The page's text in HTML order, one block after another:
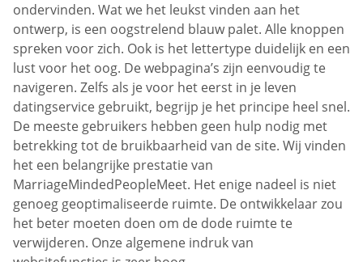
ondervinden. Wat we het leukst vinden aan het
ontwerp, is een oogstrelend blauw palet. Alle knoppen
spreken voor zich. Ook is het lettertype duidelijk en een
lust voor het oog. De webpagina’s zijn eenvoudig te
navigeren. Zelfs als je voor het eerst in je leven
datingservice gebruikt, begrijp je het principe heel snel.
De meeste gebruikers hebben geen hulp nodig met
betrekking tot de bruikbaarheid van de site. Wij vinden
het een belangrijke prestatie van
MarriageMindedPeopleMeet. Het enige nadeel is niet
genoeg geoptimaliseerde ruimte. De ontwikkelaar zou
het beter moeten doen om de dode ruimte te
verwijderen. Onze algemene indruk van